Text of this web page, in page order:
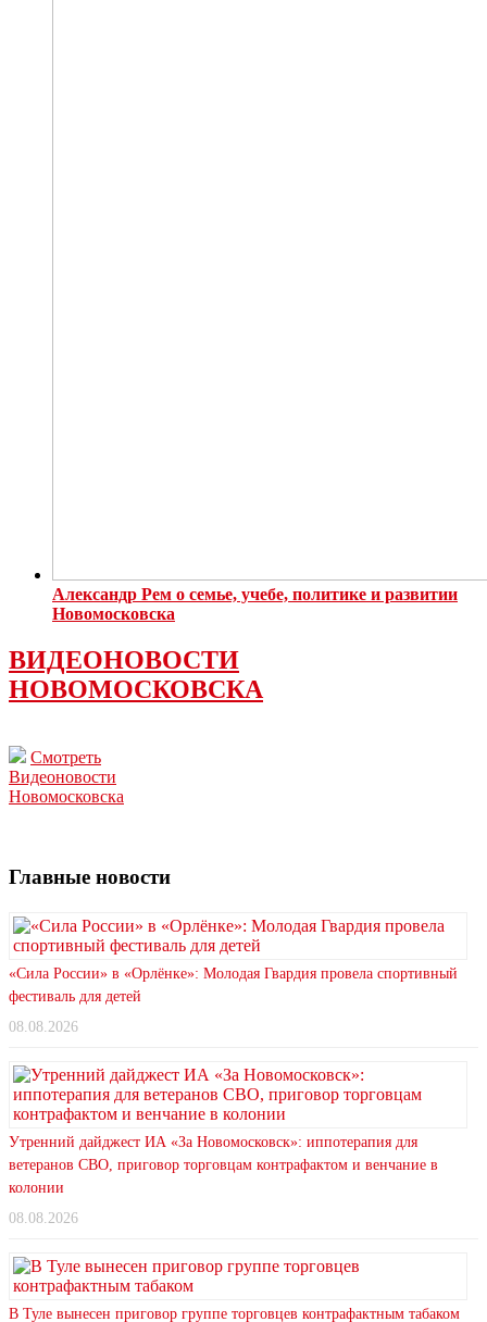
Александр Рем о семье, учебе, политике и развитии
Новомосковска
ВИДЕОНОВОСТИ
НОВОМОСКОВСКА
Смотреть
Видеоновости
Новомосковска
Главные новости
«Сила России» в «Орлёнке»: Молодая Гвардия провела спортивный
фестиваль для детей
08.08.2026
Утренний дайджест ИА «За Новомосковск»: иппотерапия для
ветеранов СВО, приговор торговцам контрафактом и венчание в
колонии
08.08.2026
В Туле вынесен приговор группе торговцев контрафактным табаком